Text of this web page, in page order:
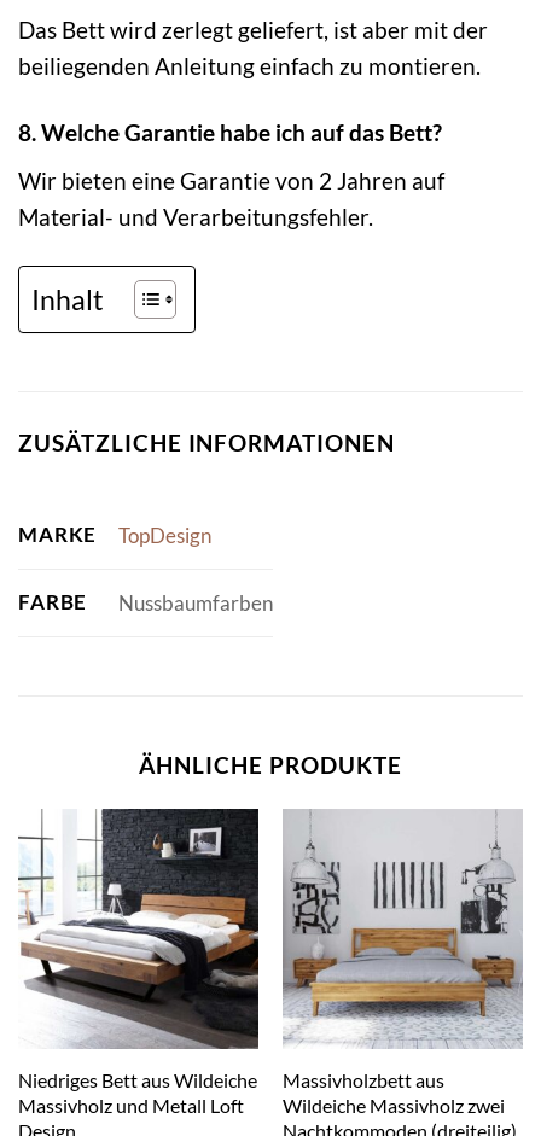
Das Bett wird zerlegt geliefert, ist aber mit der
beiliegenden Anleitung einfach zu montieren.
8. Welche Garantie habe ich auf das Bett?
Wir bieten eine Garantie von 2 Jahren auf
Material- und Verarbeitungsfehler.
Inhalt
ZUSÄTZLICHE INFORMATIONEN
MARKE TopDesign
FARBE Nussbaumfarben
ÄHNLICHE PRODUKTE
Niedriges Bett aus Wildeiche
Massivholz und Metall Loft
Design
Massivholzbett aus
Wildeiche Massivholz zwei
Nachtkommoden (dreiteilig)